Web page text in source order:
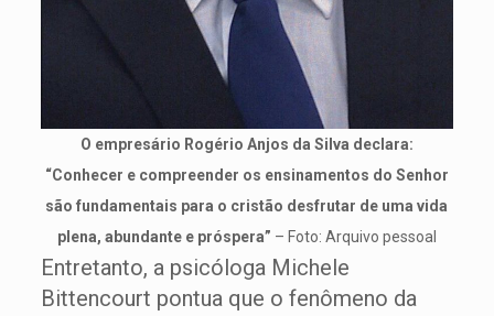
O empresário Rogério Anjos da Silva declara:
“Conhecer e compreender os ensinamentos do Senhor
são fundamentais para o cristão desfrutar de uma vida
plena, abundante e próspera” – Foto: Arquivo pessoal
Entretanto, a psicóloga Michele
Bittencourt pontua que o fenômeno da